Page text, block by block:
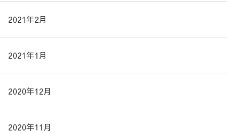
2021年2月
2021年1月
2020年12月
2020年11月